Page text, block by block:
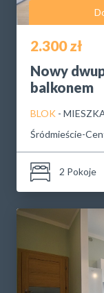
2.300 zł
Nowy
balkonem
BLOK -
Śródmieście-
2 Pokoje